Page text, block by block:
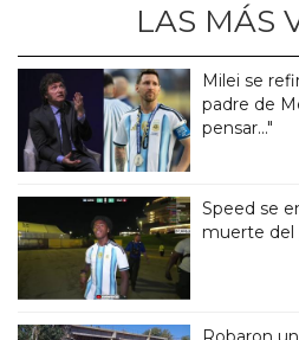
LAS MÁS
Milei se
padre de
pensar..."
Speed se
muerte del